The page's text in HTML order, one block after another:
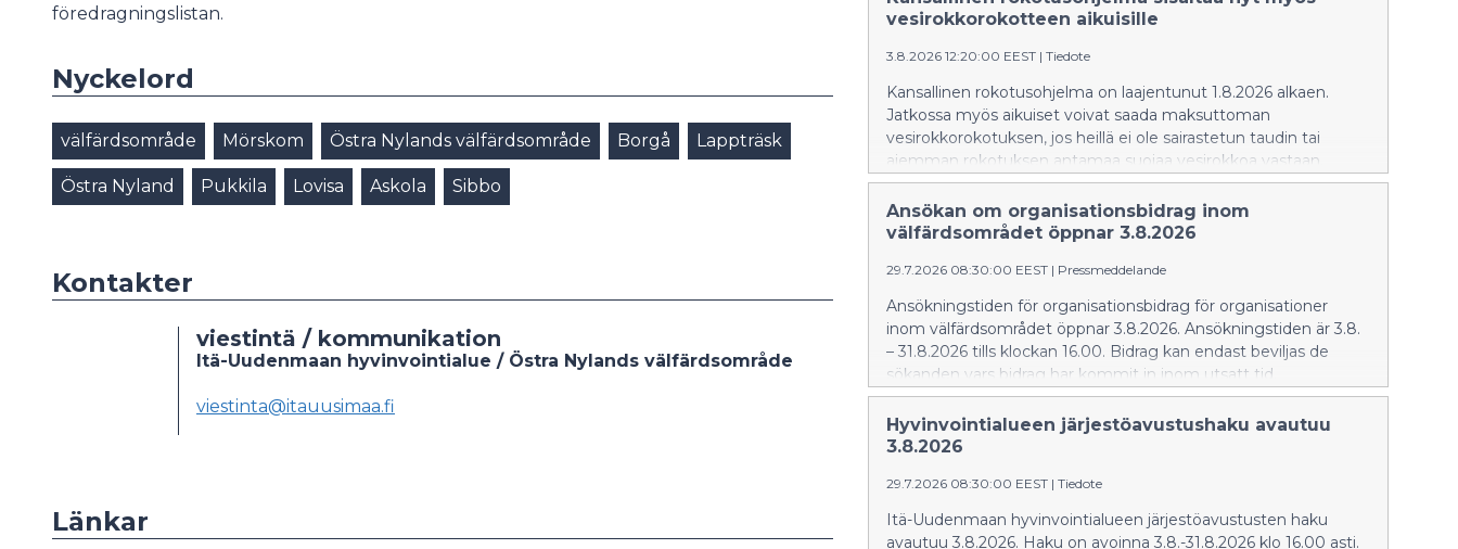
föredragningslistan.
Nyckelord
välfärdsområde Mörskom Östra Nylands välfärdsområde Borgå Lappträsk
Östra Nyland Pukkila Lovisa Askola Sibbo
Kontakter
viestintä / kommunikation
Itä-Uudenmaan hyvinvointialue / Östra Nylands välfärdsområde
viestinta@itauusimaa.fi
Länkar
vesirokkorokotteen aikuisille
3.8.2026 12:20:00 EEST | Tiedote
Kansallinen rokotusohjelma on laajentunut 1.8.2026 alkaen.
Jatkossa myös aikuiset voivat saada maksuttoman
vesirokkorokotuksen, jos heillä ei ole sairastetun taudin tai
aiemman rokotuksen antamaa suojaa vesirokkoa vastaan.
Ansökan om organisationsbidrag inom
välfärdsområdet öppnar 3.8.2026
29.7.2026 08:30:00 EEST | Pressmeddelande
Ansökningstiden för organisationsbidrag för organisationer
inom välfärdsområdet öppnar 3.8.2026. Ansökningstiden är 3.8.
– 31.8.2026 tills klockan 16.00. Bidrag kan endast beviljas de
sökanden vars bidrag har kommit in inom utsatt tid.
Hyvinvointialueen järjestöavustushaku avautuu
3.8.2026
29.7.2026 08:30:00 EEST | Tiedote
Itä-Uudenmaan hyvinvointialueen järjestöavustusten haku
avautuu 3.8.2026. Haku on avoinna 3.8.-31.8.2026 klo 16.00 asti.